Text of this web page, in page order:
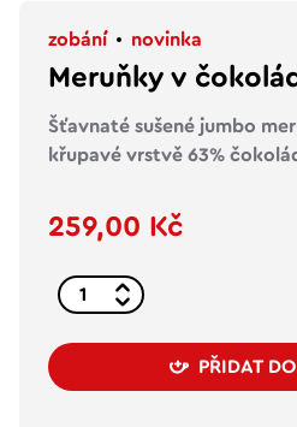
zobání novinka
Meruňky v
Šťavnaté sušené jumbo
křupavé vrstvě 63%
259,00 Kč
PŘIDAT